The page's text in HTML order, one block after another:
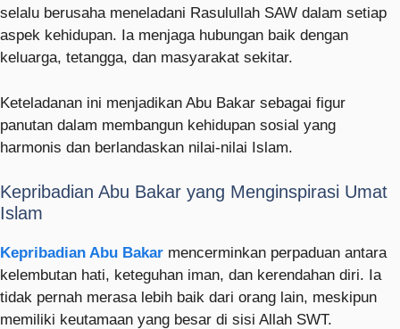
selalu berusaha meneladani Rasulullah SAW dalam setiap
aspek kehidupan. Ia menjaga hubungan baik dengan
keluarga, tetangga, dan masyarakat sekitar.
Keteladanan ini menjadikan Abu Bakar sebagai figur
panutan dalam membangun kehidupan sosial yang
harmonis dan berlandaskan nilai-nilai Islam.
Kepribadian Abu Bakar yang Menginspirasi Umat
Islam
Kepribadian Abu Bakar mencerminkan perpaduan antara
kelembutan hati, keteguhan iman, dan kerendahan diri. Ia
tidak pernah merasa lebih baik dari orang lain, meskipun
memiliki keutamaan yang besar di sisi Allah SWT.